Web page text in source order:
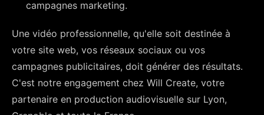
campagnes marketing.
Une vidéo professionnelle, qu'elle soit destinée à
votre site web, vos réseaux sociaux ou vos
campagnes publicitaires, doit générer des résultats.
C'est notre engagement chez Will Create, votre
partenaire en production audiovisuelle sur Lyon,